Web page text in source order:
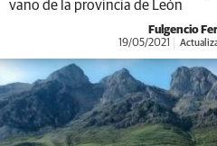
vano de la provincia de León
Fulgencio
19/05/2021